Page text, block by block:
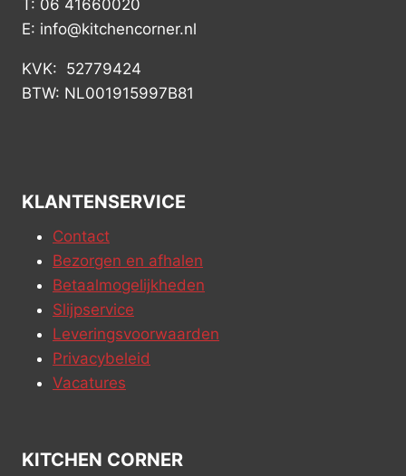
T: 06 41660020
E: info@kitchencorner.nl
KVK: 52779424
BTW: NL001915997B81
KLANTENSERVICE
Contact
Bezorgen en afhalen
Betaalmogelijkheden
Slijpservice
Leveringsvoorwaarden
Privacybeleid
Vacatures
KITCHEN CORNER